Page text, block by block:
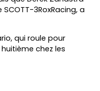
3RoxRacing, a
qui roule pour
chez les